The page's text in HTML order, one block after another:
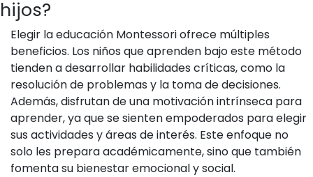
hijos?
Elegir la educación Montessori ofrece múltiples
beneficios. Los niños que aprenden bajo este método
tienden a desarrollar habilidades críticas, como la
resolución de problemas y la toma de decisiones.
Además, disfrutan de una motivación intrínseca para
aprender, ya que se sienten empoderados para elegir
sus actividades y áreas de interés. Este enfoque no
solo les prepara académicamente, sino que también
fomenta su bienestar emocional y social.